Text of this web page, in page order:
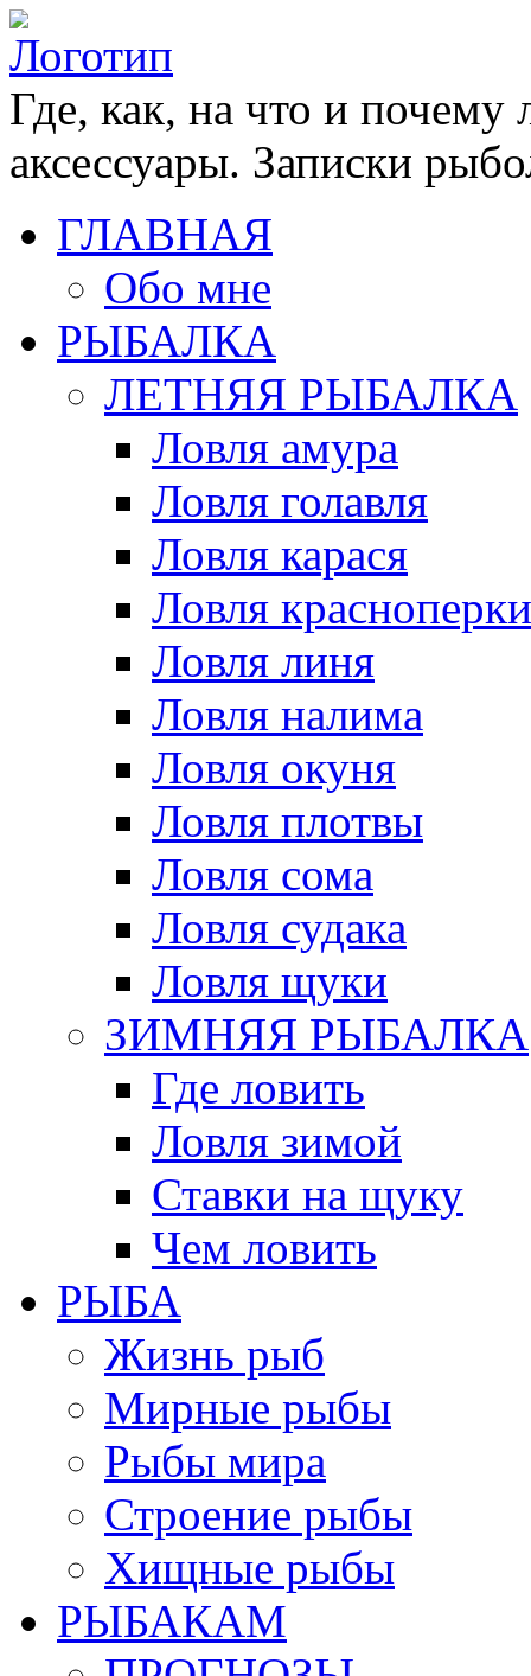
Где, как, на что и
аксессуары. Записки
ГЛАВНАЯ
Обо мне
РЫБАЛКА
ЛЕТНЯЯ РЫБАЛКА
Ловля амура
Ловля голавля
Ловля карася
Ловля красноперки
Ловля линя
Ловля налима
Ловля окуня
Ловля плотвы
Ловля сома
Ловля судака
Ловля щуки
ЗИМНЯЯ РЫБАЛКА
Где ловить
Ловля зимой
Ставки на щуку
Чем ловить
РЫБА
Жизнь рыб
Мирные рыбы
Рыбы мира
Строение рыбы
Хищные рыбы
РЫБАКАМ